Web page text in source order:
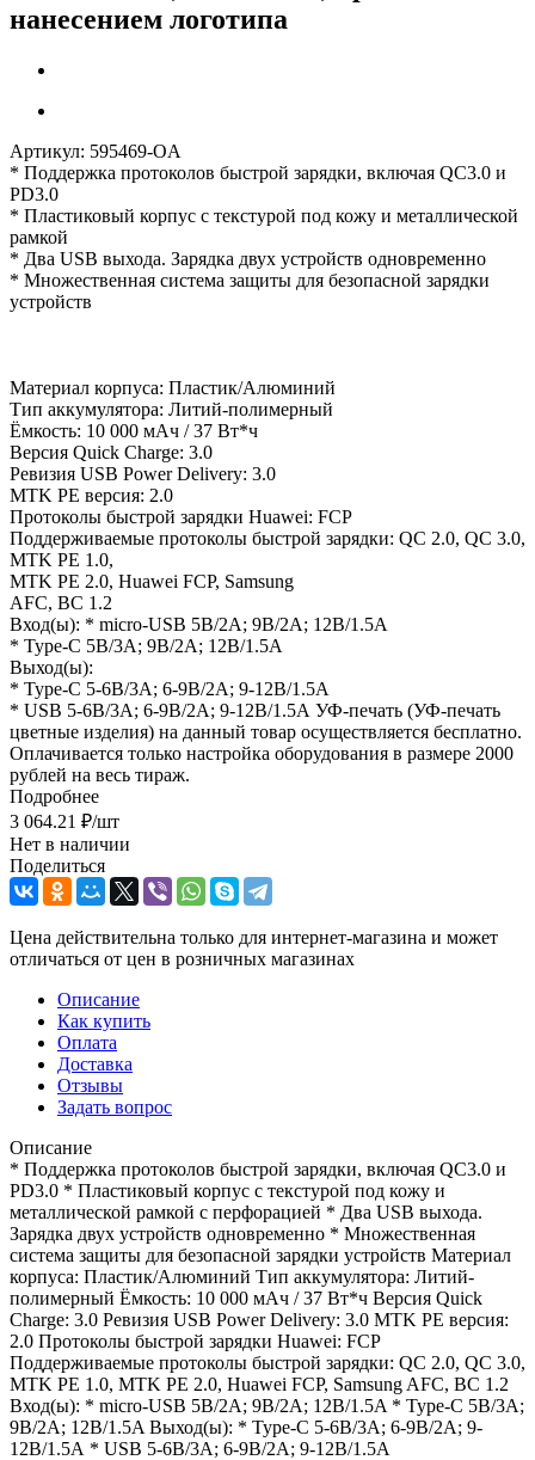
нанесением логотипа
Артикул: 595469-OA
* Поддержка протоколов быстрой зарядки, включая QC3.0 и
PD3.0
* Пластиковый корпус с текстурой под кожу и металлической
рамкой
* Два USB выхода. Зарядка двух устройств одновременно
* Множественная система защиты для безопасной зарядки
устройств
Материал корпуса: Пластик/Алюминий
Тип аккумулятора: Литий-полимерный
Ёмкость: 10 000 мАч / 37 Вт*ч
Версия Quick Charge: 3.0
Ревизия USB Power Delivery: 3.0
MTK PE версия: 2.0
Протоколы быстрой зарядки Huawei: FCP
Поддерживаемые протоколы быстрой зарядки: QC 2.0, QC 3.0,
MTK PE 1.0,
MTK PE 2.0, Huawei FCP, Samsung
AFC, BC 1.2
Вход(ы): * micro-USB 5В/2А; 9В/2А; 12В/1.5A
* Type-C 5В/3А; 9В/2А; 12В/1.5A
Выход(ы):
* Type-C 5-6В/3А; 6-9В/2А; 9-12В/1.5А
* USB 5-6В/3А; 6-9В/2А; 9-12В/1.5А УФ-печать (УФ-печать
цветные изделия) на данный товар осуществляется бесплатно.
Оплачивается только настройка оборудования в размере 2000
рублей на весь тираж.
Подробнее
3 064.21 ₽/шт
Нет в наличии
Поделиться
Цена действительна только для интернет-магазина и может
отличаться от цен в розничных магазинах
Описание
Как купить
Оплата
Доставка
Отзывы
Задать вопрос
Описание
* Поддержка протоколов быстрой зарядки, включая QC3.0 и
PD3.0 * Пластиковый корпус с текстурой под кожу и
металлической рамкой с перфорацией * Два USB выхода.
Зарядка двух устройств одновременно * Множественная
система защиты для безопасной зарядки устройств Материал
корпуса: Пластик/Алюминий Тип аккумулятора: Литий-
полимерный Ёмкость: 10 000 мАч / 37 Вт*ч Версия Quick
Charge: 3.0 Ревизия USB Power Delivery: 3.0 MTK PE версия:
2.0 Протоколы быстрой зарядки Huawei: FCP
Поддерживаемые протоколы быстрой зарядки: QC 2.0, QC 3.0,
MTK PE 1.0, MTK PE 2.0, Huawei FCP, Samsung AFC, BC 1.2
Вход(ы): * micro-USB 5В/2А; 9В/2А; 12В/1.5A * Type-C 5В/3А;
9В/2А; 12В/1.5A Выход(ы): * Type-C 5-6В/3А; 6-9В/2А; 9-
12В/1.5А * USB 5-6В/3А; 6-9В/2А; 9-12В/1.5А